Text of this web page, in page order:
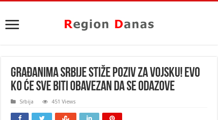
GRAĐANIMA SRBIJE STIŽE POZIV ZA VOJSKU! Evo
ko će sve biti obavezan da se ODAZOVE
Srbija 451 Views